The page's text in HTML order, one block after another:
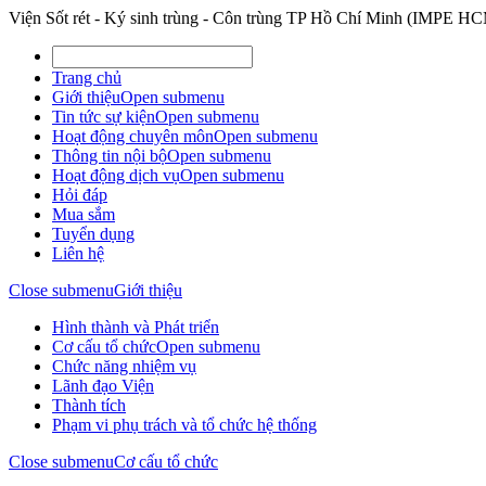
Viện Sốt rét - Ký sinh trùng - Côn trùng TP Hồ Chí Minh (IMPE
Trang chủ
Giới thiệuOpen submenu
Tin tức sự kiệnOpen submenu
Hoạt động chuyên mônOpen submenu
Thông tin nội bộOpen submenu
Hoạt động dịch vụOpen submenu
Hỏi đáp
Mua sắm
Tuyển dụng
Liên hệ
Close submenuGiới thiệu
Hình thành và Phát triển
Cơ cấu tổ chứcOpen submenu
Chức năng nhiệm vụ
Lãnh đạo Viện
Thành tích
Phạm vi phụ trách và tổ chức hệ thống
Close submenuCơ cấu tổ chức